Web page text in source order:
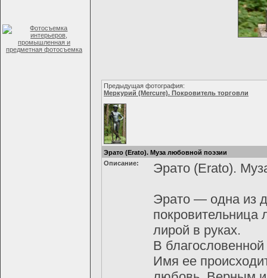
Предыдущая фотография:
Меркурий (Mercure). Покровитель торговли
Эрато (Erato). Муза любовной поэзии
Описание:
Эрато (Erato).
Эрато — одна из
лирой в руках.
В
Имя ее